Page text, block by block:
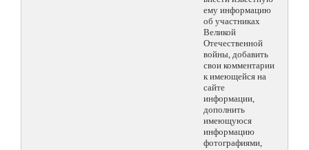
ему информацию
об участниках
Великой
Отечественной
войны, добавить
свои комментарии
к имеющейся на
сайте
информации,
дополнить
имеющуюся
информацию
фотографиями,